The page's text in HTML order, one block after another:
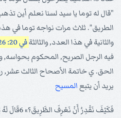
"قال له توما يا سيد لسنا نعلم أين
الطريق". ثلاث مرات نواجه توما في هذه
والثانية في هذا العدد, والثالثةفي 20: 26
فيه الرجل الصريح, المحكوم
الحق. ي خاتمة الأصحاح الثالث عشر,
يريد أن يتبع المسيح
فَكَيْفَ نَقْدِرُ أَنْ نَعْرِفَ الطَّرِيقَ؟» 6قَالَ لَهُ يَسُوعُ: «أَنَا هُوَ الطَّرِيقُ